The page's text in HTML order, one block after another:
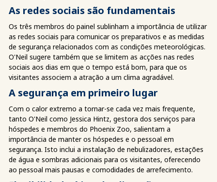
As redes sociais são fundamentais
Os três membros do painel sublinham a importância de utilizar
as redes sociais para comunicar os preparativos e as medidas
de segurança relacionados com as condições meteorológicas.
O'Neil sugere também que se limitem as acções nas redes
sociais aos dias em que o tempo está bom, para que os
visitantes associem a atração a um clima agradável.
A segurança em primeiro lugar
Com o calor extremo a tornar-se cada vez mais frequente,
tanto O'Neil como Jessica Hintz, gestora dos serviços para
hóspedes e membros do Phoenix Zoo, salientam a
importância de manter os hóspedes e o pessoal em
segurança. Isto inclui a instalação de nebulizadores, estações
de água e sombras adicionais para os visitantes, oferecendo
ao pessoal mais pausas e comodidades de arrefecimento.